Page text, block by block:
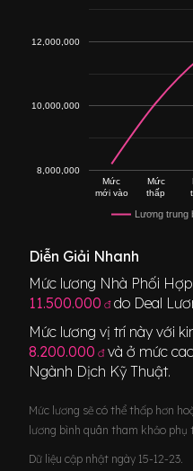
Lương trung
Mức
mới vào
Mức
thấp
8,000,000
10,000,000
12,000,000
Diễn Giải Nhanh
Mức lương Nhà Phối
11.500.000 đdo Deal
Mức lương vị trí này với
8.200.000 đ và ở mức
Ngành Dịch Kỹ Thuật.
Mức lương sẽ có thể thấp hơn
lương bình quân tham khảo phụ
Dữ liệu cập nhật ngày 15-12-23.